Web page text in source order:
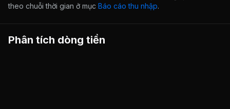
theo chuỗi thời gian ở mục Báo cáo thu nhập.
Phân tích dòng tiền